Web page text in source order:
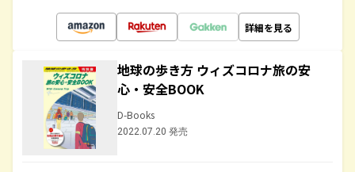
詳細を見る
地球の歩き方 ウィズコロナ旅の安
心・安全BOOK
D-Books
2022.07.20 発売